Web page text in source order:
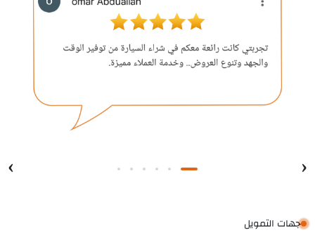
‹
›
جهات التمويل